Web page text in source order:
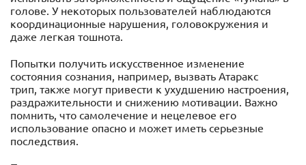
голове. У некоторых пользователей наблюдаются
координационные нарушения, головокружения и
даже легкая тошнота.
Попытки получить искусственное изменение
состояния сознания, например, вызвать Атаракс
трип, также могут привести к ухудшению настроения,
раздражительности и снижению мотивации. Важно
помнить, что самолечение и нецелевое его
использование опасно и может иметь серьезные
последствия.